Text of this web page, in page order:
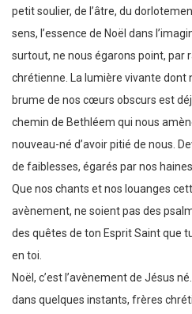
petit soulier, de l’âtre, du
sens, l’essence de Noël dans
surtout, ne nous égarons point, par
chrétienne. La lumière vivante dont
brume de nos cœurs obscurs est
chemin de Bethléem qui nous
nouveau-né d’avoir pitié de nous.
de faiblesses, égarés par nos
Que nos chants et nos louanges
avènement, ne soient pas des
des quêtes de ton Esprit Saint que
en toi.
Noël, c’est l’avènement de Jésus
dans quelques instants, frères